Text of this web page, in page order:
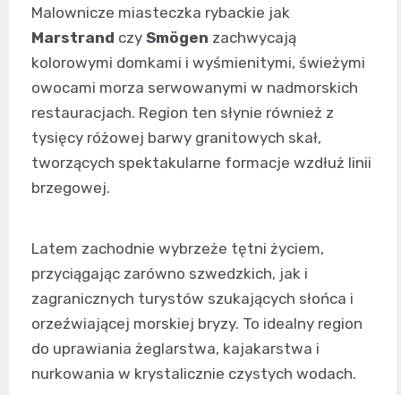
Malownicze miasteczka rybackie jak
Marstrand czy Smögen zachwycają
kolorowymi domkami i wyśmienitymi, świeżymi
owocami morza serwowanymi w nadmorskich
restauracjach. Region ten słynie również z
tysięcy różowej barwy granitowych skał,
tworzących spektakularne formacje wzdłuż linii
brzegowej.
Latem zachodnie wybrzeże tętni życiem,
przyciągając zarówno szwedzkich, jak i
zagranicznych turystów szukających słońca i
orzeźwiającej morskiej bryzy. To idealny region
do uprawiania żeglarstwa, kajakarstwa i
nurkowania w krystalicznie czystych wodach.